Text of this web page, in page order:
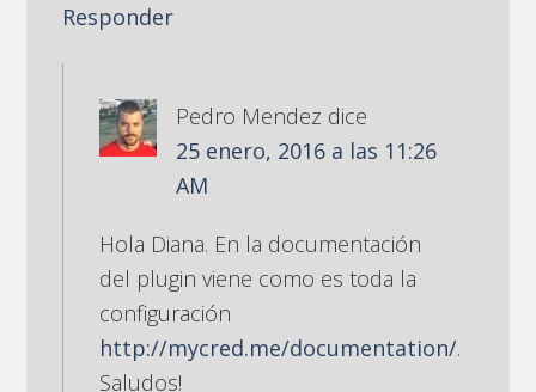
Responder
Pedro Mendez dice
25 enero, 2016 a las 11:26
AM
Hola Diana. En la documentación
del plugin viene como es toda la
configuración
http://mycred.me/documentation/.
Saludos!